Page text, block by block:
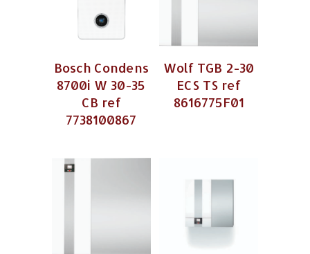
Bosch Condens
8700i W 30-35
CB ref
7738100867
Wolf TGB 2-30
ECS TS ref
8616775F01